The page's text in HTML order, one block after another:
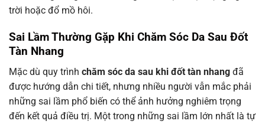
trời hoặc đổ mồ hôi.
Sai Lầm Thường Gặp Khi Chăm Sóc Da Sau Đốt
Tàn Nhang
Mặc dù quy trình chăm sóc da sau khi đốt tàn nhang đã
được hướng dẫn chi tiết, nhưng nhiều người vẫn mắc phải
những sai lầm phổ biến có thể ảnh hưởng nghiêm trọng
đến kết quả điều trị. Một trong những sai lầm lớn nhất là tự